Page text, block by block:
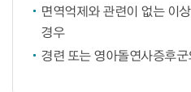
면역억제와 관련이 없는 이
경우
경련 또는 영아돌연사증후